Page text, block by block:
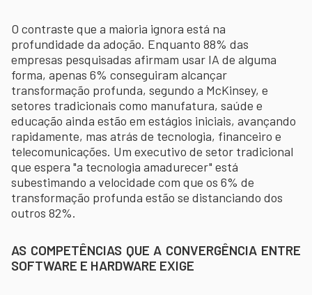
O contraste que a maioria ignora está na
profundidade da adoção. Enquanto 88% das
empresas pesquisadas afirmam usar IA de alguma
forma, apenas 6% conseguiram alcançar
transformação profunda, segundo a McKinsey, e
setores tradicionais como manufatura, saúde e
educação ainda estão em estágios iniciais, avançando
rapidamente, mas atrás de tecnologia, financeiro e
telecomunicações. Um executivo de setor tradicional
que espera "a tecnologia amadurecer" está
subestimando a velocidade com que os 6% de
transformação profunda estão se distanciando dos
outros 82%.
AS COMPETÊNCIAS QUE A CONVERGÊNCIA ENTRE
SOFTWARE E HARDWARE EXIGE